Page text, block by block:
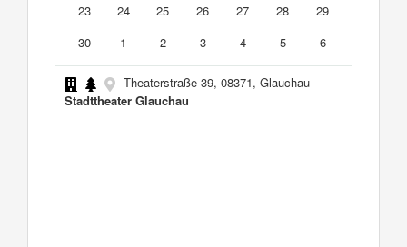
23
24 25 26 27 28
29
30
1 2 3 4 5 6
Theaterstraße 39, 08371, Glauchau
Stadttheater Glauchau